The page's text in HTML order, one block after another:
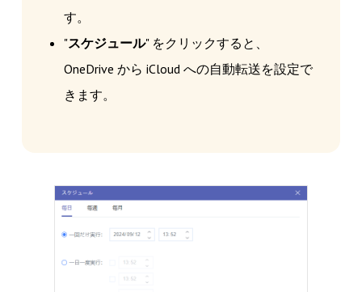
す。
"スケジュール" をクリックすると、
OneDrive から iCloud への自動転送を設定で
きます。